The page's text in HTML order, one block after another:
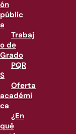
ón
públic
a
Trabaj
o de
Grado
PQR
S
Oferta
académi
ca
¿En
qué